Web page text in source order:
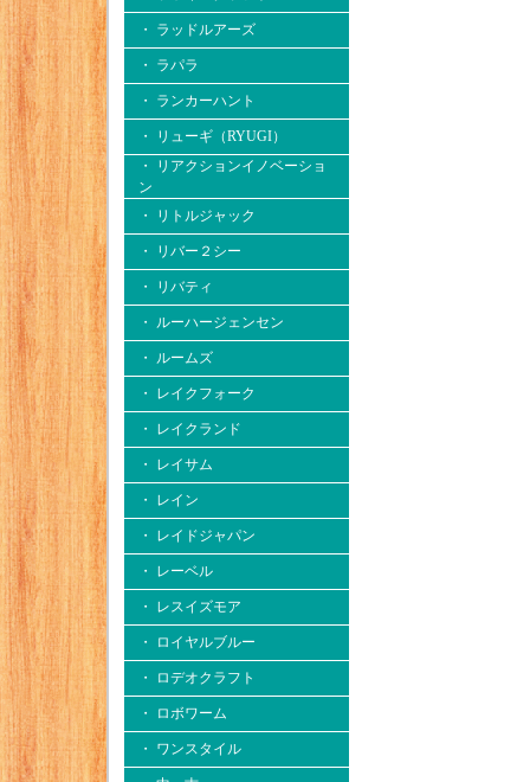
・ ラッドルアーズ
・ ラパラ
・ ランカーハント
・ リューギ（RYUGI）
・ リアクションイノベーショ
ン
・ リトルジャック
・ リバー２シー
・ リバティ
・ ルーハージェンセン
・ ルームズ
・ レイクフォーク
・ レイクランド
・ レイサム
・ レイン
・ レイドジャパン
・ レーベル
・ レスイズモア
・ ロイヤルブルー
・ ロデオクラフト
・ ロボワーム
・ ワンスタイル